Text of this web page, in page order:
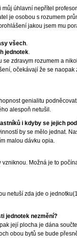
úhlavní nepřítel
je osobou s rozumem
jakou jsem mu
všech.
jednotek.
zdravym rozumem a
očekávají že se
genialitu
alespoň netušil.
i kdyby se jejich
by se mělo jednat.
malou dávku opia.
Možná je to
netuší zda jde o
jednotek nezmění?
její plocha je dána
obou bytů se bude